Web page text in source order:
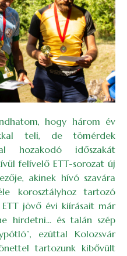
hogy három év
teli, de tömérdek
hozakodó időszakát
felívelő ETT-sorozat új
akinek hívó szavára
korosztályhoz tartozó
jövő évi kiírásait már
hirdetni... és talán szép
ezúttal Kolozsvár
tartozunk kibővült